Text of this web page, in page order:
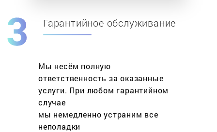
Гарантийное обслуживание
Мы несём полную
ответственность за оказанные
услуги. При любом гарантийном
cлучае
мы немедленно устраним все
неполадки